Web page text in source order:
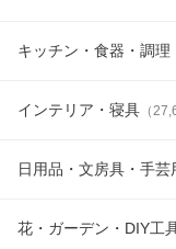
キッチン・食器・調理
インテリア・寝具 （
日用品・文房具・手芸
花・ガーデン・DIY工